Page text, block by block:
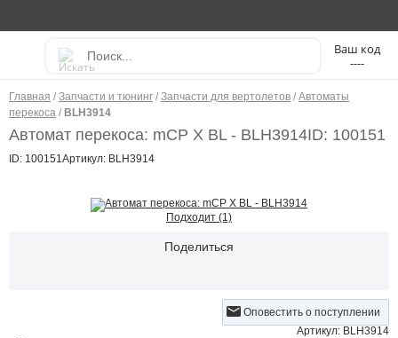
----
Главная / Запчасти и тюнинг / Запчасти для вертолетов / Автоматы
перекоса / BLH3914
Автомат перекоса: mCP X BL - BLH3914ID: 100151
ID: 100151Артикул: BLH3914
Подходит (1)
Поделиться
Оповестить о поступлении
Артикул: BLH3914